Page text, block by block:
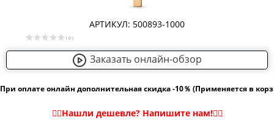
АРТИКУЛ: 500893-1000
( 0 )
Заказать онлайн-обзор
При оплате онлайн дополнительная скидка -10％ (Применяется в